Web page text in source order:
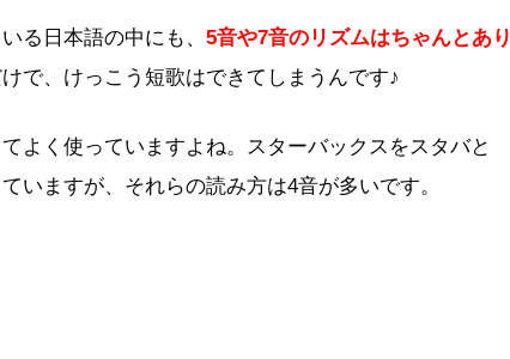
る日本語の中にも、 5音や7音のリズムはちゃんとあり
で、けっこう短歌はできてしまうんです♪
よく使っていますよね。スターバックスをスタバと
いますが、それらの読み方は4音が多いです。